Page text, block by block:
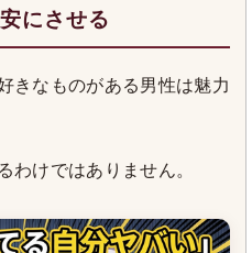
にさせる
きなものがある男性は魅力
わけではありません。